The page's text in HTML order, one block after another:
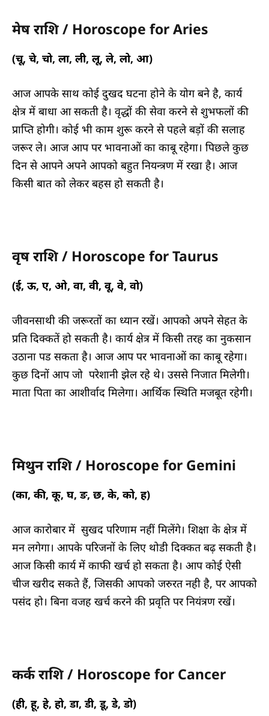
मेष राशि / Horoscope for Aries
(चू, चे, चो, ला, ली, लू, ले, लो, आ)
आज आपके साथ कोई दुखद घटना होने के योग बने है, कार्य
क्षेत्र में बाधा आ सकती है। वृद्धों की सेवा करने से शुभफलों की
प्राप्ति होगी। कोई भी काम शुरू करने से पहले बड़ों की सलाह
जरूर ले। आज आप पर भावनाओं का काबू रहेगा। पिछले कुछ
दिन से आपने अपने आपको बहुत नियन्त्रण में रखा है। आज
किसी बात को लेकर बहस हो सकती है।
वृष राशि / Horoscope for Taurus
(ई, ऊ, ए, ओ, वा, वी, वू, वे, वो)
जीवनसाथी की जरूरतों का ध्यान रखें। आपको अपने सेहत के
प्रति दिक्कतें हो सकती है। कार्य क्षेत्र में किसी तरह का नुकसान
उठाना पड सकता है। आज आप पर भावनाओं का काबू रहेगा।
कुछ दिनों आप जो परेशानी झेल रहे थे। उससे निजात मिलेगी।
माता पिता का आशीर्वाद मिलेगा। आर्थिक स्थिति मजबूत रहेगी।
मिथुन राशि / Horoscope for Gemini
(का, की, कू, घ, ङ, छ, के, को, ह)
आज कारोबार में सुखद परिणाम नहीं मिलेंगे। शिक्षा के क्षेत्र में
मन लगेगा। आपके परिजनों के लिए थोडी दिक्कत बढ़ सकती है।
आज किसी कार्य में काफी खर्च हो सकता है। आप कोई ऐसी
चीज खरीद सकते हैं, जिसकी आपको जरुरत नही है, पर आपको
पसंद हो। बिना वजह खर्च करने की प्रवृति पर नियंत्रण रखें।
कर्क राशि / Horoscope for Cancer
(ही, हू, हे, हो, डा, डी, डू, डे, डो)